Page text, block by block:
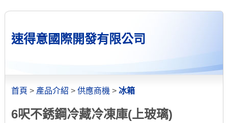
速得意國際開發有限公司
首頁 > 產品介紹 > 供應商機 > 冰箱
6呎不銹鋼冷藏冷凍庫(上玻璃)